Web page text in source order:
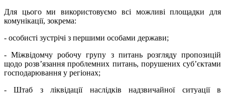
Для цього ми використовуємо всі можливі площадки для
комунікації, зокрема:
- особисті зустрічі з першими особами держави;
- Міжвідомчу робочу групу з питань розгляду пропозицій
щодо розв’язання проблемних питань, порушених суб’єктами
господарювання у регіонах;
- Штаб з ліквідації наслідків надзвичайної ситуації в